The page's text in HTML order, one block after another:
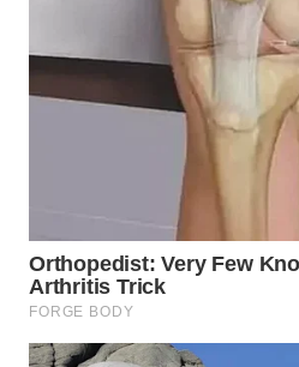
WN
TAPANULI
UTARA
WN